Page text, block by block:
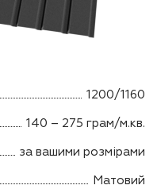
1200/1160
140 – 275 грам/м.кв.
за вашими розмірами
Матовий